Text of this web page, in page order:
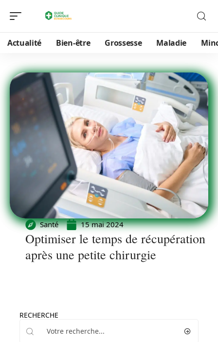
Actualité Bien-être Grossesse Maladie
Santé 15 mai 2024
Optimiser le temps de récupération
après une petite chirurgie
RECHERCHE